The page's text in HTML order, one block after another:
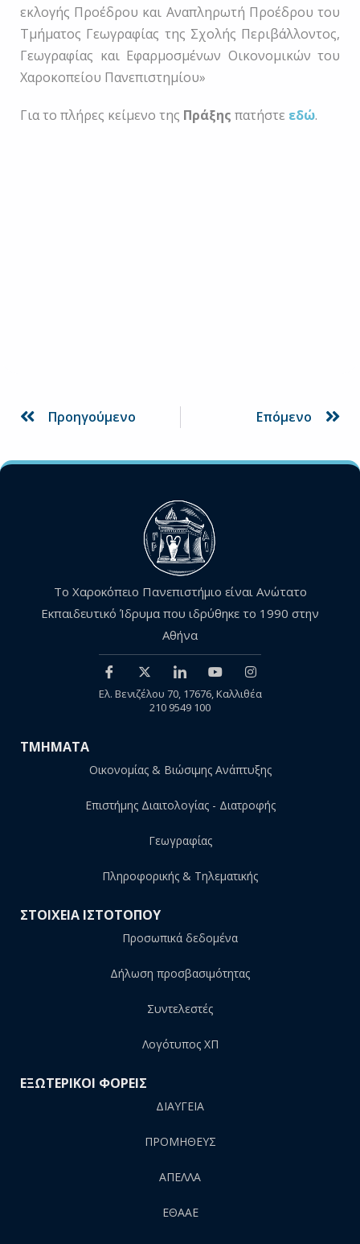
εκλογής Προέδρου και Αναπληρωτή Προέδρου του
Τμήματος Γεωγραφίας της Σχολής Περιβάλλοντος,
Γεωγραφίας και Εφαρμοσμένων Οικονομικών του
Χαροκοπείου Πανεπιστημίου»
Για το πλήρες κείμενο της Πράξης πατήστε εδώ.
Προηγούμενο Επόμενο
Το Χαροκόπειο Πανεπιστήμιο είναι Ανώτατο
Εκπαιδευτικό Ίδρυμα που ιδρύθηκε το 1990 στην
Αθήνα
Ελ. Βενιζέλου 70, 17676, Καλλιθέα
210 9549 100
ΤΜΗΜΑΤΑ
Οικονομίας & Βιώσιμης Ανάπτυξης
Επιστήμης Διαιτολογίας - Διατροφής
Γεωγραφίας
Πληροφορικής & Τηλεματικής
ΣΤΟΙΧΕΙΑ ΙΣΤΟΤΟΠΟΥ
Προσωπικά δεδομένα
Δήλωση προσβασιμότητας
Συντελεστές
Λογότυπος ΧΠ
ΕΞΩΤΕΡΙΚΟΙ ΦΟΡΕΙΣ
ΔΙΑΥΓΕΙΑ
ΠΡΟΜΗΘΕΥΣ
AΠΕΛΛΑ
ΕΘΑΑΕ